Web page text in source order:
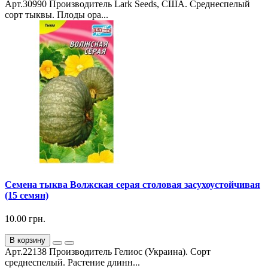
Арт.30990 Производитель Lark Seeds, США. Среднеспелый
сорт тыквы. Плоды ора...
Семена тыква Волжская серая столовая засухоустойчивая
(15 семян)
10.00 грн.
В корзину
Арт.22138 Производитель Гелиос (Украина). Сорт
среднеспелый. Растение длинн...